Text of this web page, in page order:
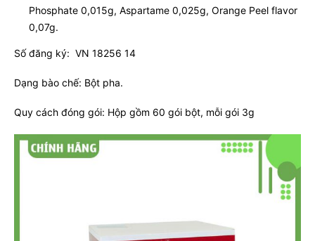
Phosphate 0,015g, Aspartame 0,025g, Orange Peel flavor
0,07g.
Số đăng ký: VN 18256 14
Dạng bào chế: Bột pha.
Quy cách đóng gói: Hộp gồm 60 gói bột, mỗi gói 3g